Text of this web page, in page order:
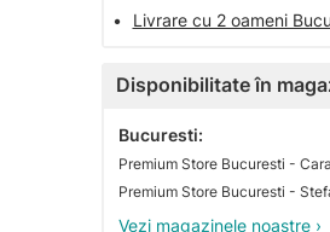
•
Livrare cu 2 oameni
Disponibilitate în
Bucuresti:
Premium Store Bucuresti -
Vezi magazinele noastre ›